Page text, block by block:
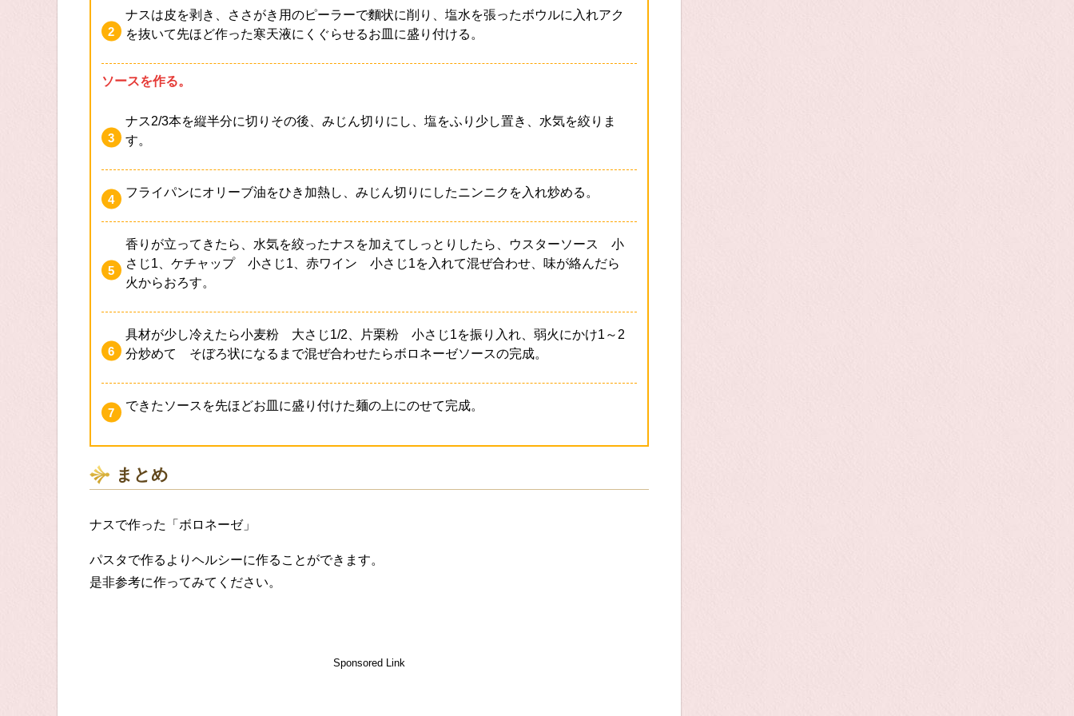
ナスは皮を剥き、ささがき用のピーラーで麵状に削り、塩水を張ったボウルに入れアク
を抜いて先ほど作った寒天液にくぐらせるお皿に盛り付ける。
ソースを作る。
ナス2/3本を縦半分に切りその後、みじん切りにし、塩をふり少し置き、水気を絞りま
す。
フライパンにオリーブ油をひき加熱し、みじん切りにしたニンニクを入れ炒める。
香りが立ってきたら、水気を絞ったナスを加えてしっとりしたら、ウスターソース 小
さじ1、ケチャップ 小さじ1、赤ワイン 小さじ1を入れて混ぜ合わせ、味が絡んだら
火からおろす。
具材が少し冷えたら小麦粉 大さじ1/2、片栗粉 小さじ1を振り入れ、弱火にかけ1～2
分炒めて そぼろ状になるまで混ぜ合わせたらボロネーゼソースの完成。
できたソースを先ほどお皿に盛り付けた麺の上にのせて完成。
まとめ
ナスで作った「ボロネーゼ」
パスタで作るよりヘルシーに作ることができます。
是非参考に作ってみてください。
Sponsored Link